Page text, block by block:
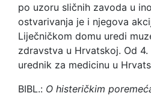
po uzoru sličnih zavoda u
ostvarivanja je i njegova
Liječničkom domu uredi
zdravstva u Hrvatskoj. Od 4.
urednik za medicinu u
BIBL.: O histeričkim